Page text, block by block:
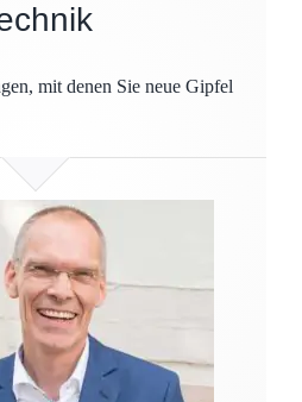
mit denen Sie neue Gipfel